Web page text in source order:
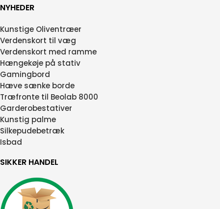
NYHEDER
Kunstige Oliventræer
Verdenskort til væg
Verdenskort med ramme
Hængekøje på stativ
Gamingbord
Hæve sænke borde
Træfronte til Beolab 8000
Garderobestativer
Kunstig palme
Silkepudebetræk
Isbad
SIKKER HANDEL